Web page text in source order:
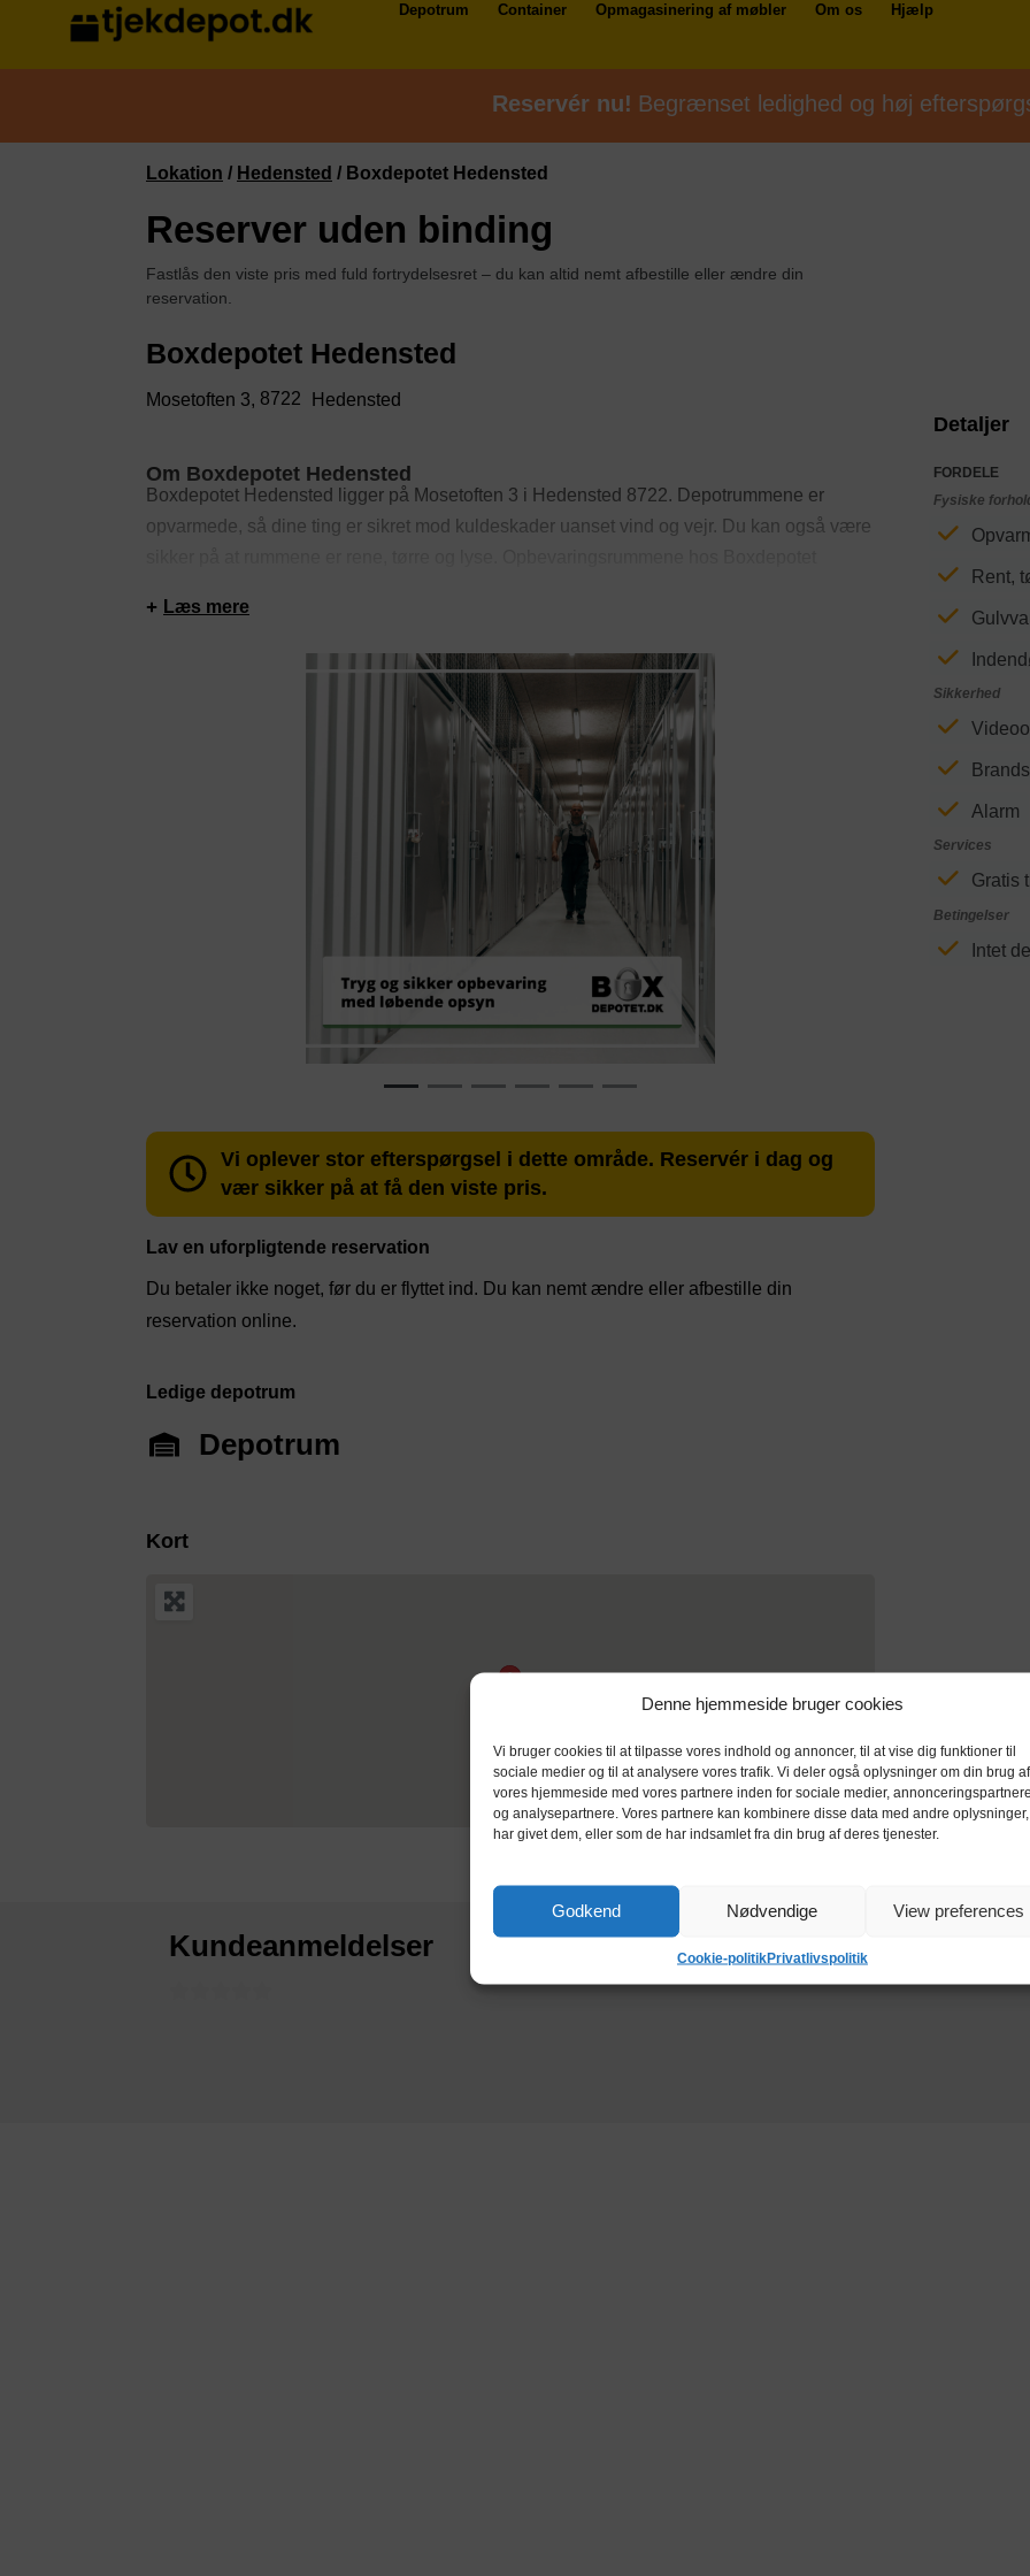
Denne hjemmeside bruger cookies
Vi bruger cookies til at tilpasse vores indhold og annoncer, til at vise dig funktioner til
sociale medier og til at analysere vores trafik. Vi deler også oplysninger om din brug af
vores hjemmeside med vores partnere inden for sociale medier, annonceringspartnere
og analysepartnere. Vores partnere kan kombinere disse data med andre
har givet dem, eller som de har indsamlet fra din brug af deres tjenester.
Godkend Nødvendige View preferences
Cookie-politikPrivatlivspolitik
Depotrum Container Opmagasinering af møbler Om os Hjælp
Reservér nu! Begrænset ledighed og høj
Lokation / Hedensted / Boxdepotet Hedensted
Reserver uden binding
Fastlås den viste pris med fuld fortrydelsesret – du kan altid nemt afbestille eller ændre din
reservation.
Boxdepotet Hedensted
Mosetoften 3, 8722 Hedensted
Om Boxdepotet Hedensted
Boxdepotet Hedensted ligger på Mosetoften 3 i Hedensted 8722. Depotrummene er
opvarmede, så dine ting er sikret mod kuldeskader uanset vind og vejr. Du kan også være
Derudover er depotrummene videoovervågede. Hos Boxdepotet Hedensted kan du gratis
låne en trailer til at flytte dine ting. Det er muligt at køre din bil indendørs for at aflæsse
dine ting, så du altid kan være sikker på at kunne gøre det i tørvejr.
Læs mere
Vi oplever stor efterspørgsel i dette område. Reservér i dag og
vær sikker på at få den viste pris.
Lav en uforpligtende reservation
Du betaler ikke noget, før du er flyttet ind. Du kan nemt ændre eller afbestille din
reservation online.
Ledige depotrum
Depotrum
Kort
Detaljer
FORDELE
Fysiske
Rent,
Sikkerhed
Alarm
Services
Gratis
Betingelser
Intet
Kundeanmeldelser